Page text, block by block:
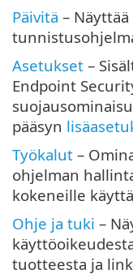
Päivitä –
Asetukset –
Endpoint
pääsyn
Työkalut –
ohjelman
kokeneille
Ohje ja tuki –
tuotteesta ja